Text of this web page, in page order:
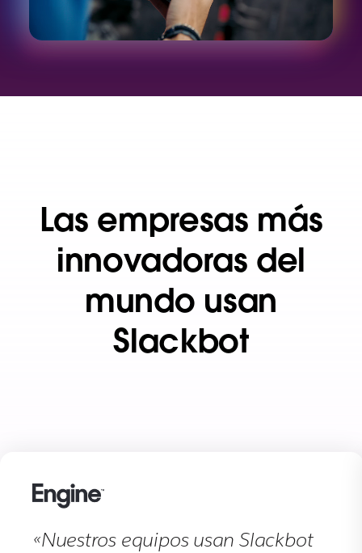
Las empresas más
innovadoras del
mundo usan
Slackbot
«Nuestros equipos usan Slackbot